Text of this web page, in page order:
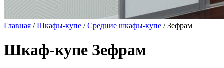
Главная /Шкафы-купе /Средние шкафы-купе / Зефрам
Шкаф-купе Зефрам